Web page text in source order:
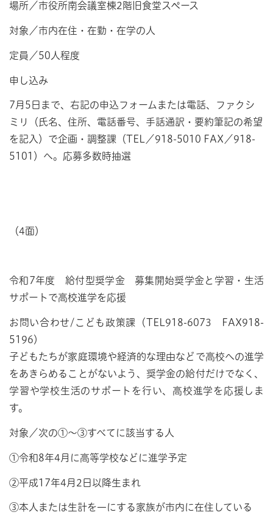
場所／市役所南会議室棟2階旧食堂スペース
対象／市内在住・在勤・在学の人
定員／50人程度
申し込み
7月5日まで、右記の申込フォームまたは電話、ファクシ
ミリ（氏名、住所、電話番号、手話通訳・要約筆記の希望
を記入）で企画・調整課（TEL／918-5010 FAX／918-
5101）へ。応募多数時抽選
（4面）
令和7年度 給付型奨学金 募集開始奨学金と学習・生活
サポートで高校進学を応援
お問い合わせ/こども政策課（TEL918-6073 FAX918-
5196）
子どもたちが家庭環境や経済的な理由などで高校への進学
をあきらめることがないよう、奨学金の給付だけでなく、
学習や学校生活のサポートを行い、高校進学を応援しま
す。
対象／次の①～③すべてに該当する人
①令和8年4月に高等学校などに進学予定
②平成17年4月2日以降生まれ
③本人または生計を一にする家族が市内に在住している